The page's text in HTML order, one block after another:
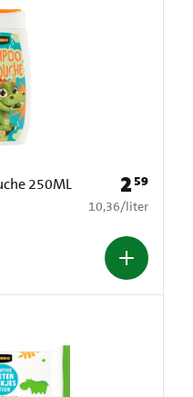
250ML Prijs: € 2,59
259
€ 10,36 per liter
10,36/liter